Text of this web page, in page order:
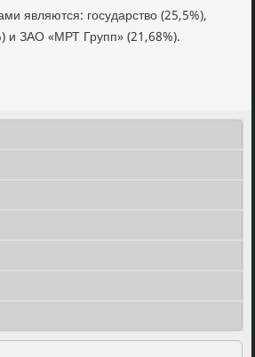
являются: государствο (25,5%),
и ЗАО «МРТ Групп» (21,68%).